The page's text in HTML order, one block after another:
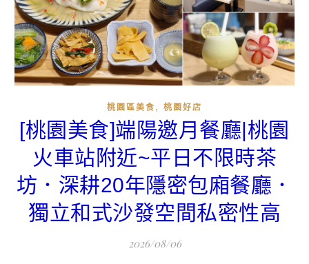
桃園區美食 , 桃園好店
[桃園美食]端陽邀月餐廳|桃園
火車站附近~平日不限時茶
坊．深耕20年隱密包廂餐廳．
獨立和式沙發空間私密性高
2026/08/06